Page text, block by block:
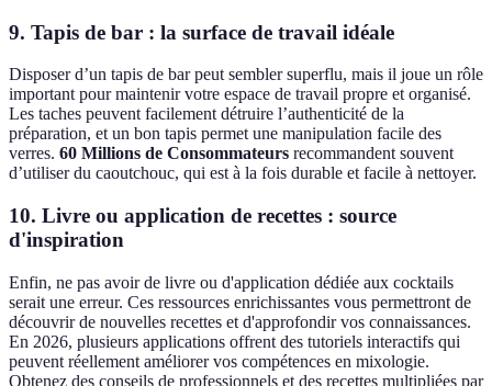
9. Tapis de bar : la surface de travail idéale
Disposer d’un tapis de bar peut sembler superflu, mais il joue un rôle
important pour maintenir votre espace de travail propre et organisé.
Les taches peuvent facilement détruire l’authenticité de la
préparation, et un bon tapis permet une manipulation facile des
verres. 60 Millions de Consommateurs recommandent souvent
d’utiliser du caoutchouc, qui est à la fois durable et facile à nettoyer.
10. Livre ou application de recettes : source
d'inspiration
Enfin, ne pas avoir de livre ou d'application dédiée aux cocktails
serait une erreur. Ces ressources enrichissantes vous permettront de
découvrir de nouvelles recettes et d'approfondir vos connaissances.
En 2026, plusieurs applications offrent des tutoriels interactifs qui
peuvent réellement améliorer vos compétences en mixologie.
Obtenez des conseils de professionnels et des recettes multipliées par